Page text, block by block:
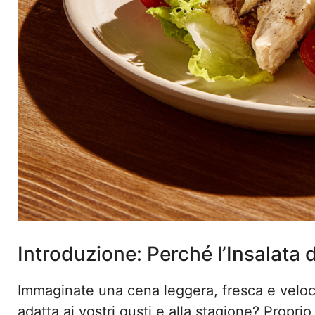
Introduzione: Perché l’Insalata
Immaginate una cena leggera, fresca e